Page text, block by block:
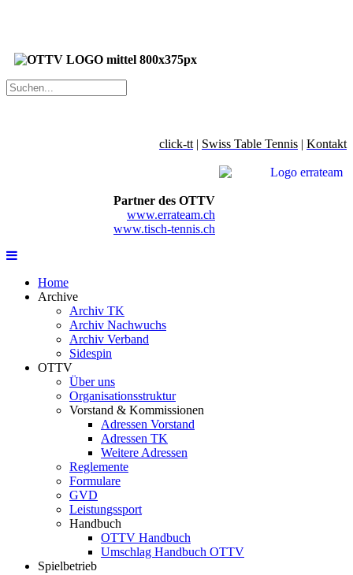
click-tt | Swiss Table Tennis | Kontakt
Partner des OTTV
www.errateam.ch
www.tisch-tennis.ch
Home
Archive
Archiv TK
Archiv Nachwuchs
Archiv Verband
Sidespin
OTTV
Über uns
Organisationsstruktur
Vorstand & Kommissionen
Adressen Vorstand
Adressen TK
Weitere Adressen
Reglemente
Formulare
GVD
Leistungssport
Handbuch
OTTV Handbuch
Umschlag Handbuch OTTV
Spielbetrieb